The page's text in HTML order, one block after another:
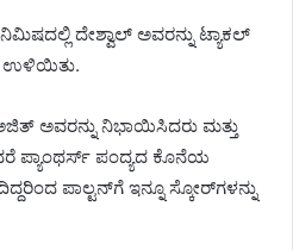
ದೇಶ್ವಾಲ್ ಅವರನ್ನು ಟ್ಯಾಕಲ್
ಉಳಿಯಿತು.
ಅವರನ್ನು ನಿಭಾಯಿಸಿದರು ಮತ್ತು
ಪ್ಯಾಂಥರ್ಸ್ ಪಂದ್ಯದ ಕೊನೆಯ
ಪಾಲ್ಟನ್‌ಗೆ ಇನ್ನೂ ಸ್ಕೋರ್‌ಗಳನ್ನು